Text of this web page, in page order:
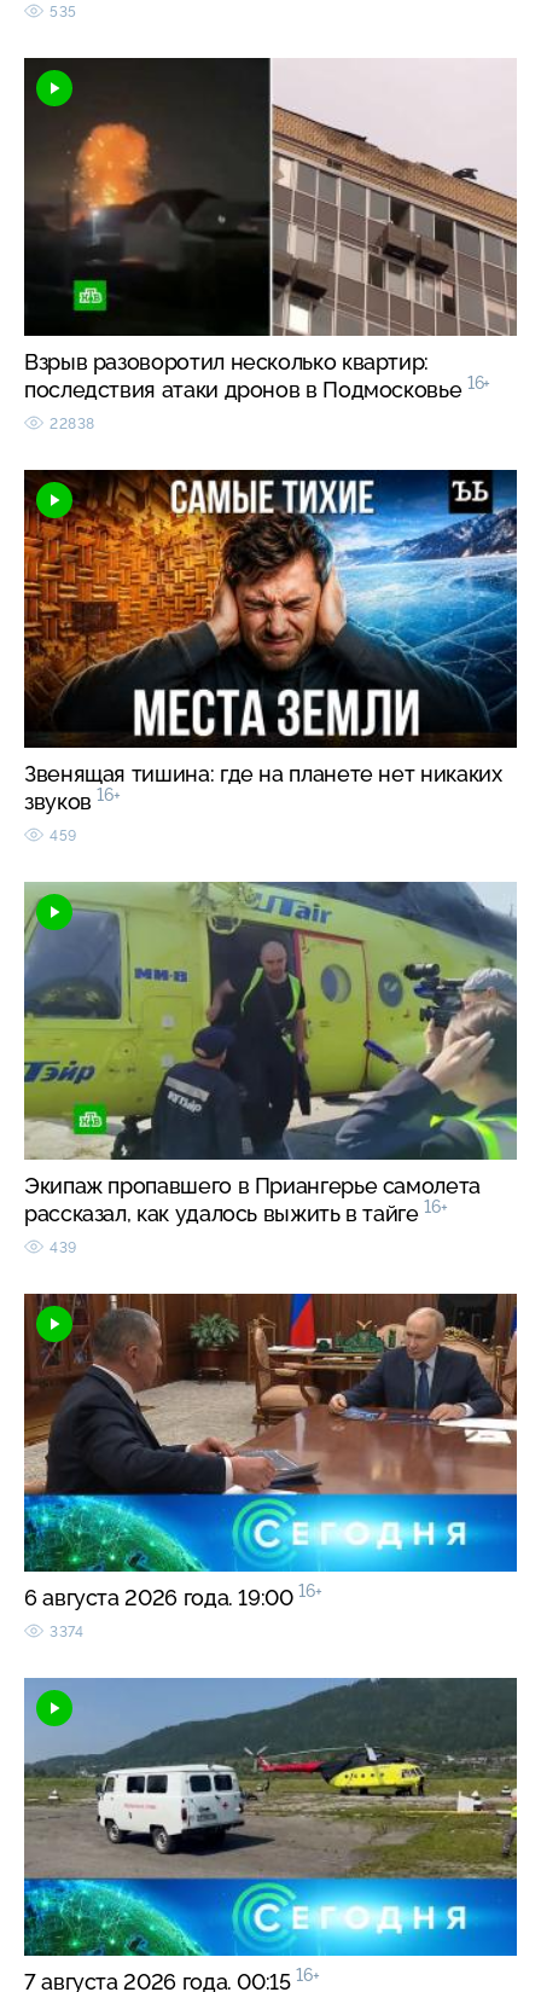
535
Взрыв разоворотил несколько квартир:
последствия атаки дронов в Подмосковье 16+
22838
Звенящая тишина: где на планете нет никаких
звуков 16+
459
Экипаж пропавшего в Приангерье самолета
рассказал, как удалось выжить в тайге 16+
439
6 августа 2026 года. 19:00 16+
3374
7 августа 2026 года. 00:15 16+